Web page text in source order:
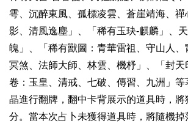
雩、沉醉東風、孤標凌雲、蒼崖靖海、
影、清風逸塵」、「稀有玉玦-麒麟」、
魄」、「稀有獸圖：青華雷祖、守山人、
冥煞、法師大師、林雲、機杼」、「封天
卷：玉皇、清戒、七破、傳習、九洲」等
晶進行翻牌，翻中卡背展示的道具時，
分。當本次占卜未獲得道具時，將隨機